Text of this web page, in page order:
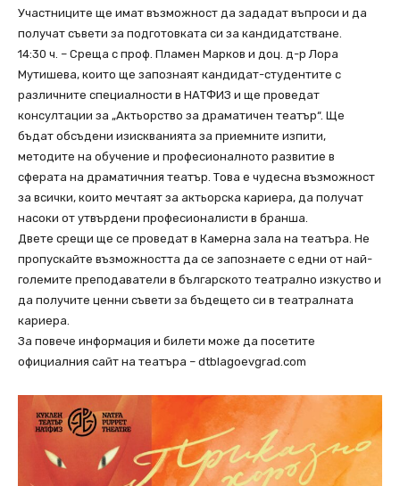
Участниците ще имат възможност да зададат въпроси и да
получат съвети за подготовката си за кандидатстване.
14:30 ч. – Среща с проф. Пламен Марков и доц. д-р Лора
Мутишева, които ще запознаят кандидат-студентите с
различните специалности в НАТФИЗ и ще проведат
консултации за „Актьорство за драматичен театър“. Ще
бъдат обсъдени изискванията за приемните изпити,
методите на обучение и професионалното развитие в
сферата на драматичния театър. Това е чудесна възможност
за всички, които мечтаят за актьорска кариера, да получат
насоки от утвърдени професионалисти в бранша.
Двете срещи ще се проведат в Камерна зала на театъра. Не
пропускайте възможността да се запознаете с едни от най-
големите преподаватели в българското театрално изкуство и
да получите ценни съвети за бъдещето си в театралната
кариера.
За повече информация и билети може да посетите
официалния сайт на театъра – dtblagoevgrad.com